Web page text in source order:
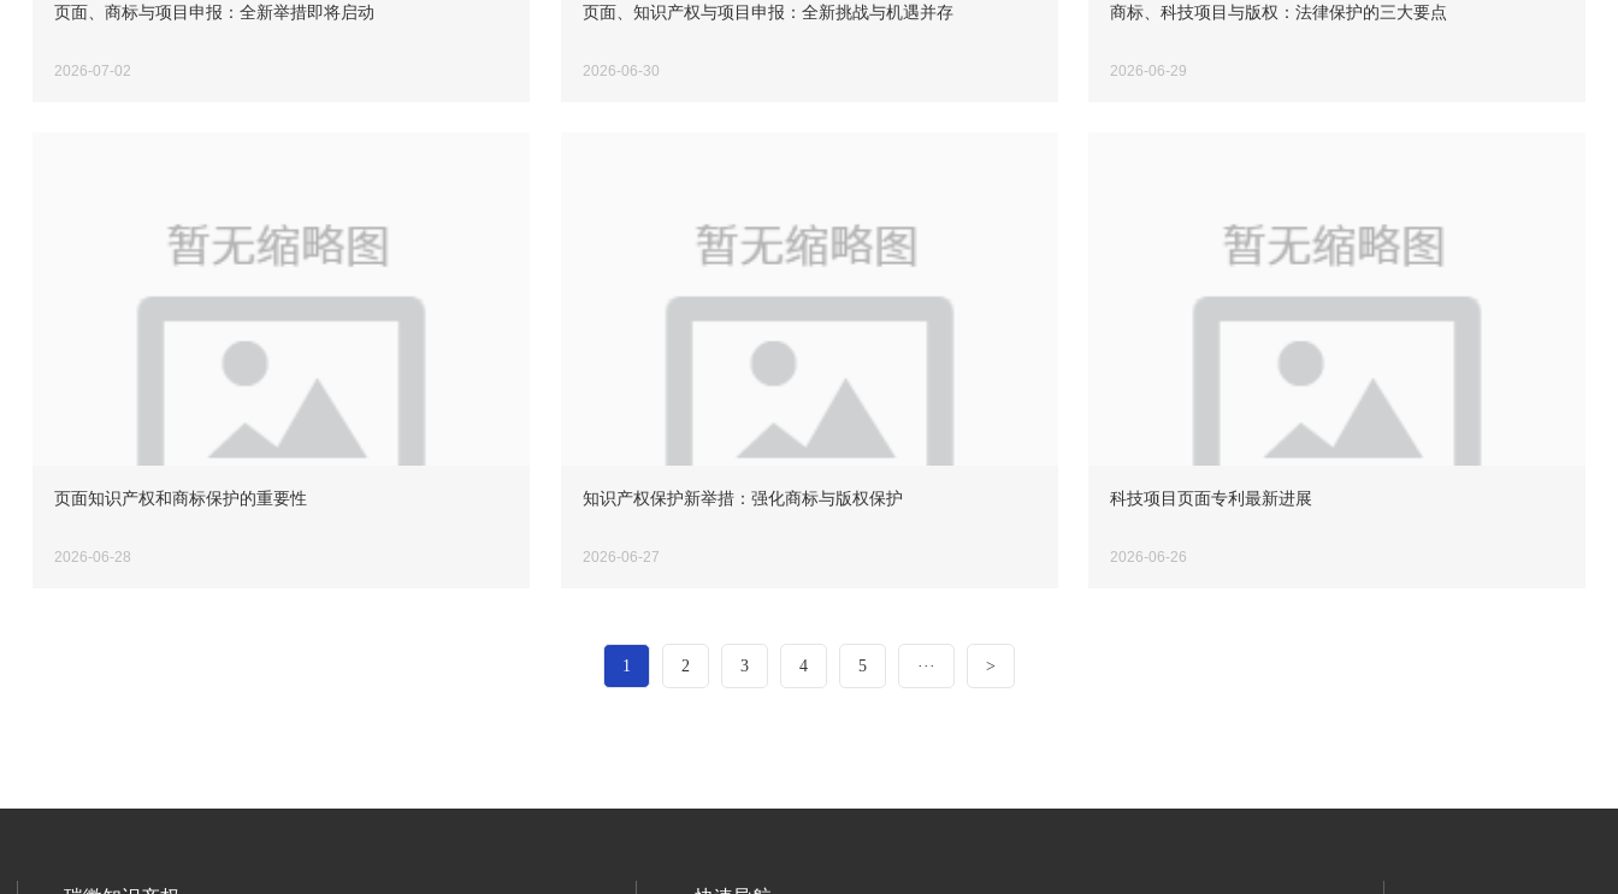
页面、商标与项目申报：全新举措即将启动
2026-07-02
页面、知识产权与项目申报：全新挑战与机遇并存
2026-06-30
商标、科技项目与版权：法律保护的三大要点
2026-06-29
页面知识产权和商标保护的重要性
2026-06-28
知识产权保护新举措：强化商标与版权保护
2026-06-27
科技项目页面专利最新进展
2026-06-26
1 2 3 4 5 ··· >